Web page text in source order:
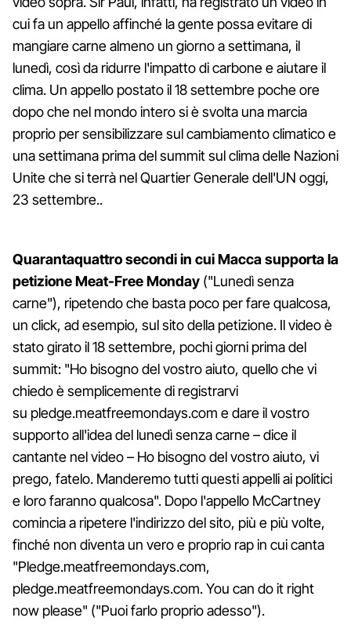
cui fa un appello affinché la gente possa evitare di
mangiare carne almeno un giorno a settimana, il
lunedì, così da ridurre l'impatto di carbone e aiutare il
clima. Un appello postato il 18 settembre poche ore
dopo che nel mondo intero si è svolta una marcia
proprio per sensibilizzare sul cambiamento climatico e
una settimana prima del summit sul clima delle Nazioni
Unite che si terrà nel Quartier Generale dell'UN oggi,
23 settembre..
Quarantaquattro secondi in cui Macca supporta la
petizione Meat-Free Monday ("Lunedì senza
carne"), ripetendo che basta poco per fare qualcosa,
un click, ad esempio, sul sito della petizione. Il video è
stato girato il 18 settembre, pochi giorni prima del
summit: "Ho bisogno del vostro aiuto, quello che vi
chiedo è semplicemente di registrarvi
su pledge.meatfreemondays.com e dare il vostro
supporto all'idea del lunedì senza carne – dice il
cantante nel video – Ho bisogno del vostro aiuto, vi
prego, fatelo. Manderemo tutti questi appelli ai politici
e loro faranno qualcosa". Dopo l'appello McCartney
comincia a ripetere l'indirizzo del sito, più e più volte,
finché non diventa un vero e proprio rap in cui canta
"Pledge.meatfreemondays.com,
pledge.meatfreemondays.com. You can do it right
now please" ("Puoi farlo proprio adesso").